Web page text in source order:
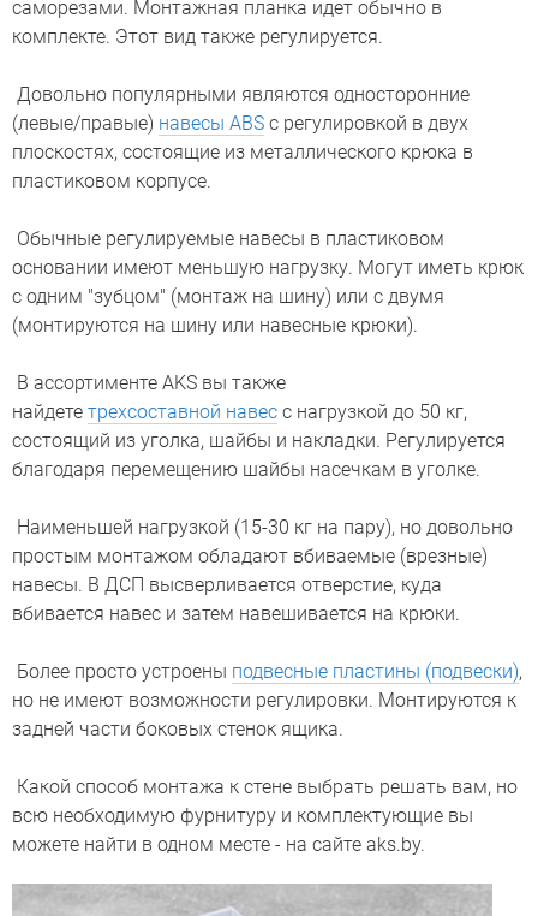
саморезами. Монтажная планка идет обычно в
комплекте. Этот вид также регулируется.
Довольно популярными являются односторонние
(левые/правые) навесы ABS с регулировкой в двух
плоскостях, состоящие из металлического крюка в
пластиковом корпусе.
Обычные регулируемые навесы в пластиковом
основании имеют меньшую нагрузку. Могут иметь крюк
с одним "зубцом" (монтаж на шину) или с двумя
(монтируются на шину или навесные крюки).
В ассортименте AKS вы также
найдете трехсоставной навес с нагрузкой до 50 кг,
состоящий из уголка, шайбы и накладки. Регулируется
благодаря перемещению шайбы насечкам в уголке.
Наименьшей нагрузкой (15-30 кг на пару), но довольно
простым монтажом обладают вбиваемые (врезные)
навесы. В ДСП высверливается отверстие, куда
вбивается навес и затем навешивается на крюки.
Более просто устроены подвесные пластины (подвески),
но не имеют возможности регулировки. Монтируются к
задней части боковых стенок ящика.
Какой способ монтажа к стене выбрать решать вам, но
всю необходимую фурнитуру и комплектующие вы
можете найти в одном месте - на сайте aks.by.